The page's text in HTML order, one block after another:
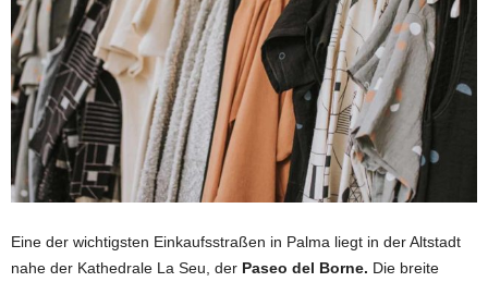
Eine der wichtigsten Einkaufsstraßen in Palma liegt in der Altstadt
nahe der Kathedrale La Seu, der Paseo del Borne. Die breite